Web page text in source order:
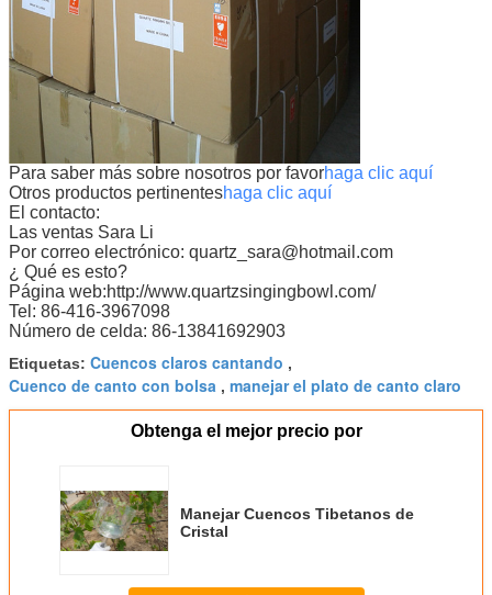
Para saber más sobre nosotros por favorhaga clic aquí
Otros productos pertinenteshaga clic aquí
El contacto:
Las ventas Sara Li
Por correo electrónico: quartz_sara@hotmail.com
¿ Qué es esto?
Página web:http://www.quartzsingingbowl.com/
Tel: 86-416-3967098
Número de celda: 86-13841692903
Etiquetas: Cuencos claros cantando ,
Cuenco de canto con bolsa , manejar el plato de canto claro
Obtenga el mejor precio por
Manejar Cuencos Tibetanos de
Cristal